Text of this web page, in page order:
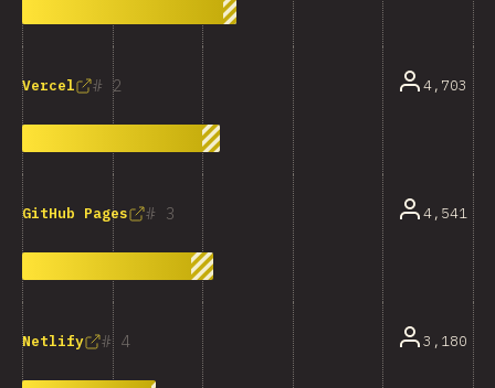
2
Vercel 4,703
3
GitHub Pages 4,541
4
Netlify 3,180